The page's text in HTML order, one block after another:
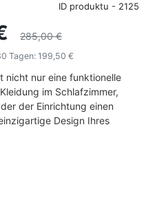
ID produktu - 2125
285,00 €
Tagen: 199,50 €
nicht nur eine funktionelle
im Schlafzimmer,
der Einrichtung einen
Design Ihres